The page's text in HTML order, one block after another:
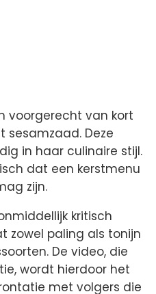
voorgerecht van kort
sesamzaad. Deze
in haar culinaire stijl.
dat een kerstmenu
zijn.
kritisch
zowel paling als tonijn
De video, die
wordt hierdoor het
met volgers die